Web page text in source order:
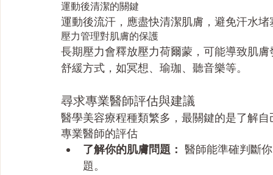
運動後清潔的關鍵
運動後流汗，應盡快清潔肌膚，避免汗水堵
壓力管理對肌膚的保護
長期壓力會釋放壓力荷爾蒙，可能導致肌
舒緩方式，如冥想、瑜珈、聽音樂等。
尋求專業醫師評估與建議
醫學美容療程種類繁多，最關鍵的是了解
專業醫師的評估
了解你的肌膚問題： 醫師能準確判斷
題。